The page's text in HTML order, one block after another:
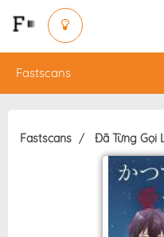
Fastscans
Fastscans Đã Từng Gọi